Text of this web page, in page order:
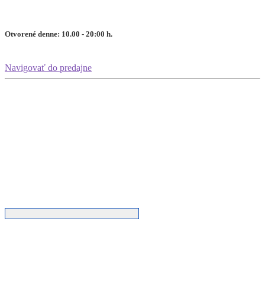
Otvorené denne: 10.00 - 20:00 h.
Navigovať do predajne